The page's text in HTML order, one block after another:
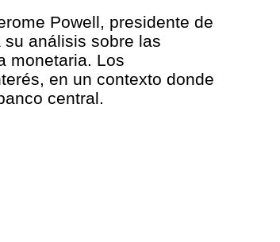
Powell, presidente de
análisis sobre las
monetaria. Los
en un contexto donde
central.